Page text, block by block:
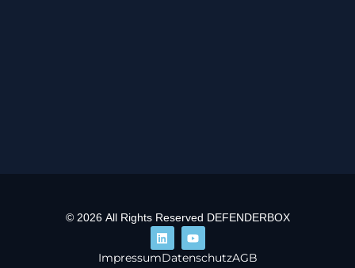
© 2026 All Rights Reserved DEFENDERBOX
ImpressumDatenschutzAGB